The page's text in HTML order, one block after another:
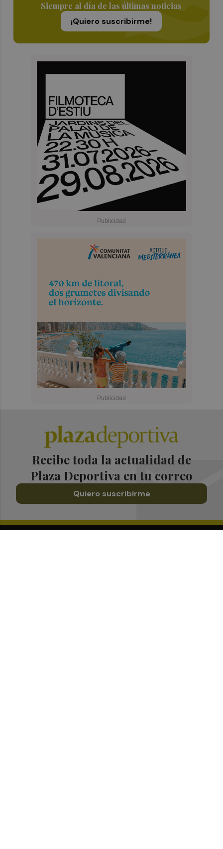
Siempre al día de las últimas noticias
¡Quiero suscribirme!
Recibe toda la actualidad de
Plaza Deportiva en tu correo
Quiero suscribirme